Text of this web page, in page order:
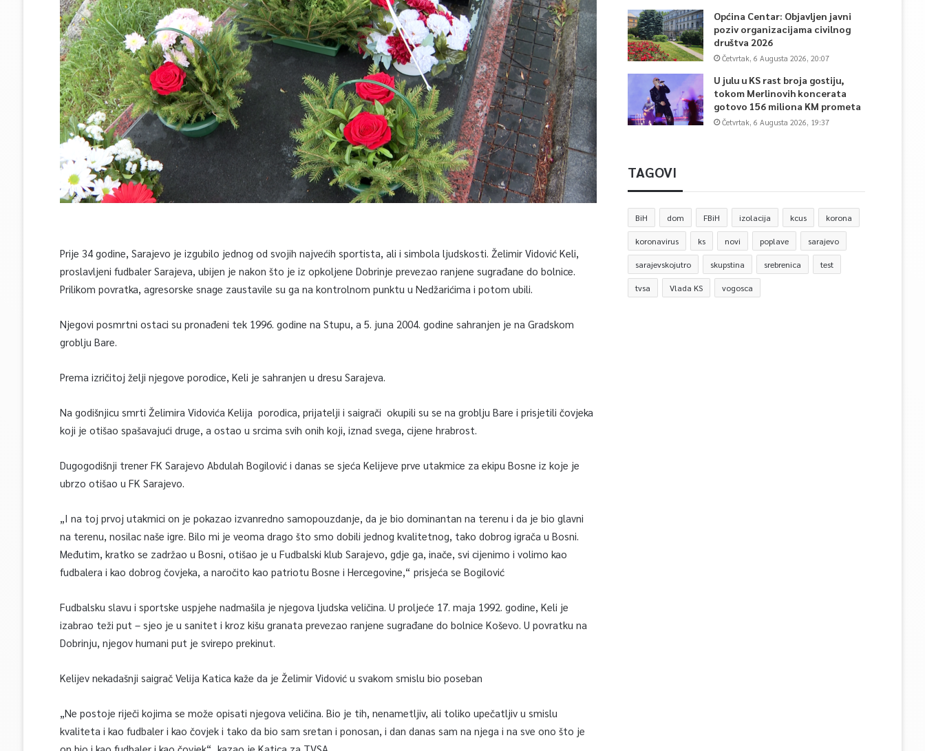
Prije 34 godine, Sarajevo je izgubilo jednog od svojih najvećih sportista, ali i simbola ljudskosti. Želimir Vidović Keli,
proslavljeni fudbaler Sarajeva, ubijen je nakon što je iz opkoljene Dobrinje prevezao ranjene sugrađane do bolnice.
Prilikom povratka, agresorske snage zaustavile su ga na kontrolnom punktu u Nedžarićima i potom ubili.
Njegovi posmrtni ostaci su pronađeni tek 1996. godine na Stupu, a 5. juna 2004. godine sahranjen je na Gradskom
groblju Bare.
Prema izričitoj želji njegove porodice, Keli je sahranjen u dresu Sarajeva.
Na godišnjicu smrti Želimira Vidovića Kelija porodica, prijatelji i saigrači okupili su se na groblju Bare i prisjetili čovjeka
koji je otišao spašavajući druge, a ostao u srcima svih onih koji, iznad svega, cijene hrabrost.
Dugogodišnji trener FK Sarajevo Abdulah Bogilović i danas se sjeća Kelijeve prve utakmice za ekipu Bosne iz koje je
ubrzo otišao u FK Sarajevo.
„I na toj prvoj utakmici on je pokazao izvanredno samopouzdanje, da je bio dominantan na terenu i da je bio glavni
na terenu, nosilac naše igre. Bilo mi je veoma drago što smo dobili jednog kvalitetnog, tako dobrog igrača u Bosni.
Međutim, kratko se zadržao u Bosni, otišao je u Fudbalski klub Sarajevo, gdje ga, inače, svi cijenimo i volimo kao
fudbalera i kao dobrog čovjeka, a naročito kao patriotu Bosne i Hercegovine,“ prisjeća se Bogilović
Fudbalsku slavu i sportske uspjehe nadmašila je njegova ljudska veličina. U proljeće 17. maja 1992. godine, Keli je
izabrao teži put – sjeo je u sanitet i kroz kišu granata prevezao ranjene sugrađane do bolnice Koševo. U povratku na
Dobrinju, njegov humani put je svirepo prekinut.
Kelijev nekadašnji saigrač Velija Katica kaže da je Želimir Vidović u svakom smislu bio poseban
„Ne postoje riječi kojima se može opisati njegova veličina. Bio je tih, nenametljiv, ali toliko upečatljiv u smislu
kvaliteta i kao fudbaler i kao čovjek i tako da bio sam sretan i ponosan, i dan danas sam na njega i na sve ono što je
Općina Centar: Objavljen javni
poziv organizacijama civilnog
društva 2026
Četvrtak, 6 Augusta 2026, 20:07
U julu u KS rast broja gostiju,
tokom Merlinovih koncerata
gotovo 156 miliona KM prometa
Četvrtak, 6 Augusta 2026, 19:37
TAGOVI
BiH dom FBiH izolacija kcus korona
koronavirus ks novi poplave sarajevo
sarajevskojutro skupstina srebrenica test
tvsa Vlada KS vogosca